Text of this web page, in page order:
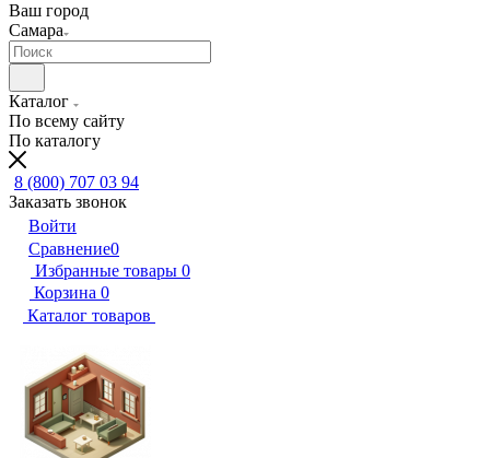
Ваш город
Самара
Каталог
По всему сайту
По каталогу
8 (800) 707 03 94
Заказать звонок
Войти
Сравнение0
Избранные товары 0
Корзина 0
Каталог товаров